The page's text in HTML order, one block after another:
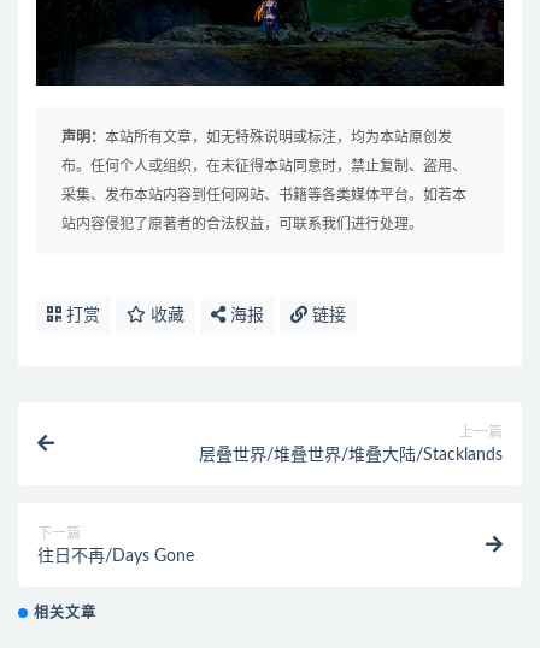
声明： 本站所有文章，如无特殊说明或标注，均为本站原创发
布。任何个人或组织，在未征得本站同意时，禁止复制、盗用、
采集、发布本站内容到任何网站、书籍等各类媒体平台。如若本
站内容侵犯了原著者的合法权益，可联系我们进行处理。
打赏 收藏 海报 链接
上一篇
层叠世界/堆叠世界/堆叠大陆/Stacklands
下一篇
往日不再/Days Gone
相关文章